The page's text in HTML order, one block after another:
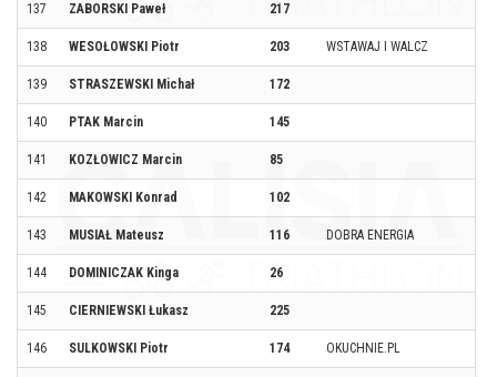
137 ZABORSKI Paweł 217
138 WESOŁOWSKI Piotr 203 WSTAWAJ I WALCZ
139 STRASZEWSKI Michał 172
140 PTAK Marcin 145
141 KOZŁOWICZ Marcin 85
142 MAKOWSKI Konrad 102
143 MUSIAŁ Mateusz 116 DOBRA ENERGIA
144 DOMINICZAK Kinga 26
145 CIERNIEWSKI Łukasz 225
146 SULKOWSKI Piotr 174 OKUCHNIE.PL